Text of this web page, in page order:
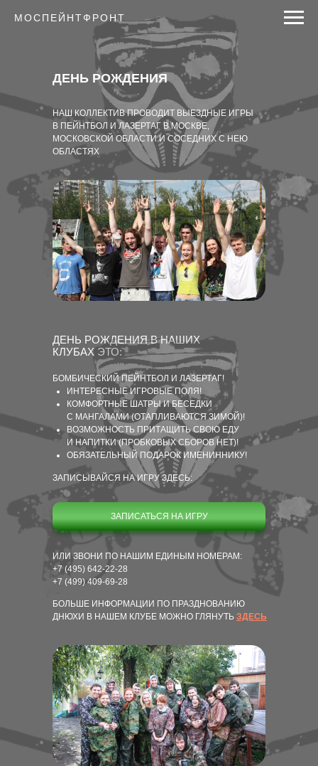
МОСПЕЙНТФРОНТ
ДЕНЬ РОЖДЕНИЯ
НАШ КОЛЛЕКТИВ ПРОВОДИТ ВЫЕЗДНЫЕ ИГРЫ
В ПЕЙНТБОЛ И ЛАЗЕРТАГ В МОСКВЕ,
МОСКОВСКОЙ ОБЛАСТИ И СОСЕДНИХ С НЕЮ
ОБЛАСТЯХ
ДЕНЬ РОЖДЕНИЯ В НАШИХ
КЛУБАХ ЭТО:
БОЛЬШЕ ИНФОРМАЦИИ ПО ПРАЗДНОВАНИЮ
ДНЮХИ В НАШЕМ КЛУБЕ МОЖНО ГЛЯНУТЬ ЗДЕСЬ
БОМБИЧЕСКИЙ ПЕЙНТБОЛ И ЛАЗЕРТАГ!
ИНТЕРЕСНЫЕ ИГРОВЫЕ ПОЛЯ!
КОМФОРТНЫЕ ШАТРЫ И БЕСЕДКИ
С МАНГАЛАМИ (ОТАПЛИВАЮТСЯ ЗИМОЙ)!
ВОЗМОЖНОСТЬ ПРИТАЩИТЬ СВОЮ ЕДУ
И НАПИТКИ (ПРОБКОВЫХ СБОРОВ НЕТ)!
ОБЯЗАТЕЛЬНЫЙ ПОДАРОК ИМЕНИННИКУ!
ИЛИ ЗВОНИ ПО НАШИМ ЕДИНЫМ НОМЕРАМ:
+7 (495) 642-22-28
+7 (499) 409-69-28
ЗАПИСАТЬСЯ НА ИГРУ
ЗАПИСЫВАЙСЯ НА ИГРУ ЗДЕСЬ: